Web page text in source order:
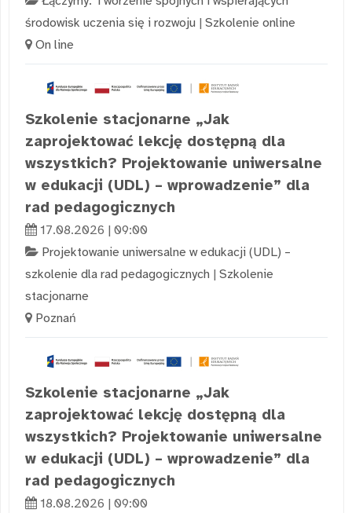
środowisk uczenia się i rozwoju | Szkolenie online
On line
Szkolenie stacjonarne „Jak
zaprojektować lekcję dostępną dla
wszystkich? Projektowanie uniwersalne
w edukacji (UDL) – wprowadzenie” dla
rad pedagogicznych
17.08.2026 | 09:00
Projektowanie uniwersalne w edukacji (UDL) –
szkolenie dla rad pedagogicznych | Szkolenie
stacjonarne
Poznań
Szkolenie stacjonarne „Jak
zaprojektować lekcję dostępną dla
wszystkich? Projektowanie uniwersalne
w edukacji (UDL) – wprowadzenie” dla
rad pedagogicznych
18.08.2026 | 09:00